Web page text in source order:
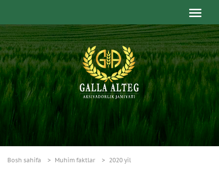
Bosh sahifa Muhim faktlar 2020 yil